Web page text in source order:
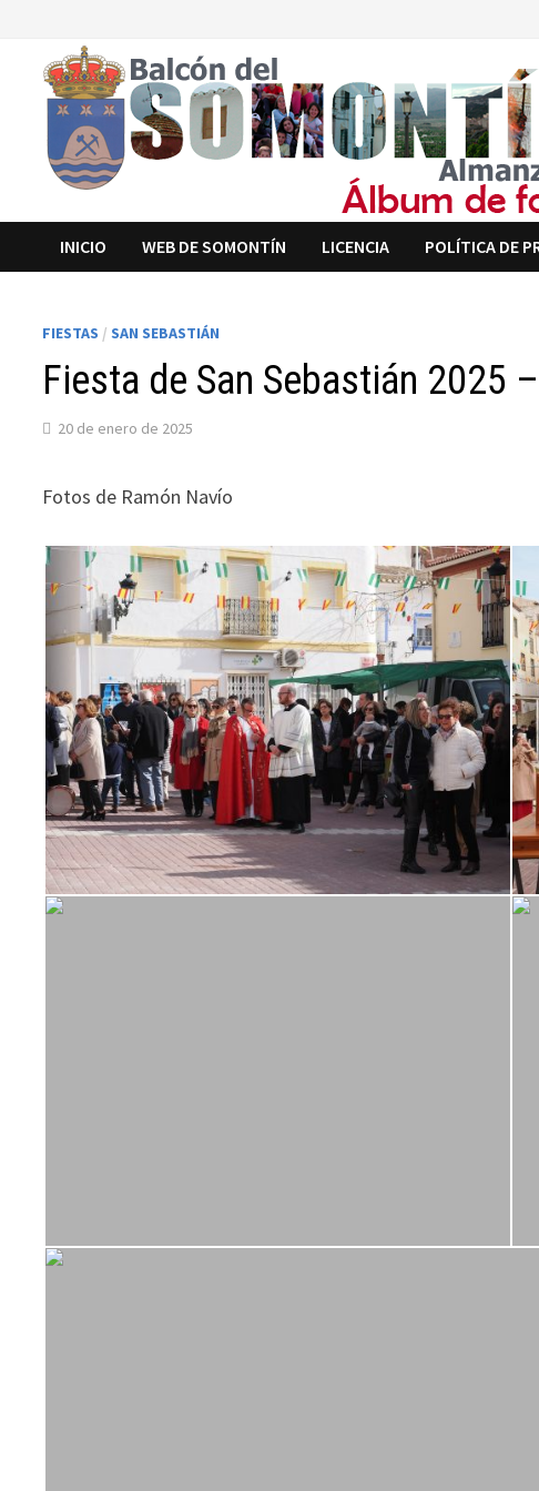
contenido
INICIO WEB DE SOMONTÍN LICENCIA POLÍTICA DE
FIESTAS /SAN SEBASTIÁN
Fiesta de San Sebastián 2025
20 de enero de 2025
Fotos de Ramón Navío